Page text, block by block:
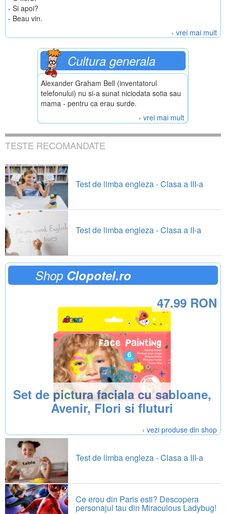
- Si apoi?
- Beau vin.
› vrei mai mult
Cultura generala
Alexander Graham Bell (inventatorul
telefonului) nu si-a sunat niciodata sotia sau
mama - pentru ca erau surde.
› vrei mai mult
TESTE RECOMANDATE
Test de limba engleza - Clasa a III-a
Test de limba engleza - Clasa a II-a
Shop Clopotel.ro
Set de pictura faciala cu sabloane,
Avenir, Flori si fluturi
47.99 RON
› vezi produse din shop
Test de limba engleza - Clasa a III-a
Ce erou din Paris esti? Descopera
personajul tau din Miraculous Ladybug!